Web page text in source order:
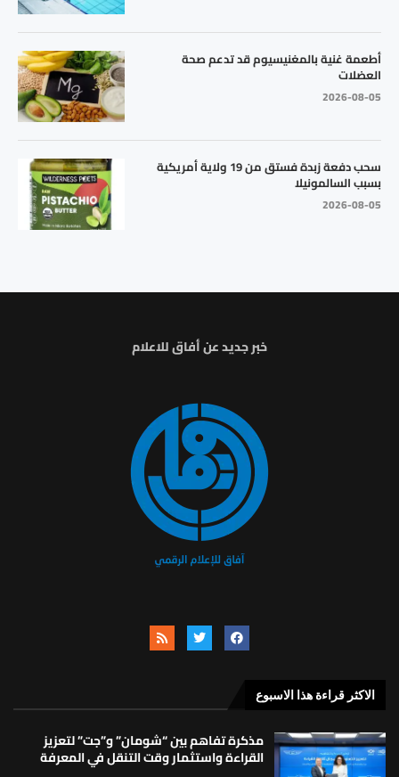
أطعمة غنية بالمغنيسيوم قد تدعم صحة
العضلات
2026-08-05
سحب دفعة زبدة فستق من 19 ولاية أمريكية
بسبب السالمونيلا
2026-08-05
خبر جديد عن أفاق للاعلام
الاكثر قراءة هذا الاسبوع
مذكرة تفاهم بين “شومان” و”جت” لتعزيز
القراءة واستثمار وقت التنقل في المعرفة